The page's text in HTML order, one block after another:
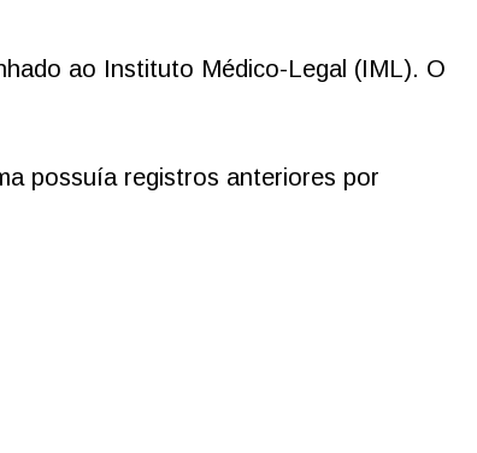
ao Instituto Médico-Legal (IML). O
possuía registros anteriores por